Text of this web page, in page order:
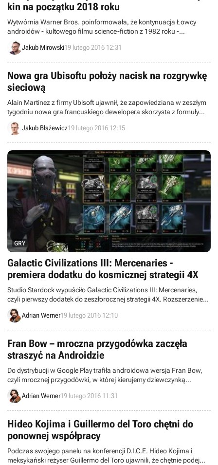
kin na początku 2018 roku
Wytwórnia Warner Bros. poinformowała, że kontynuacja Łowcy
androidów - kultowego filmu science-fiction z 1982 roku -
zadebiutuje w Ameryce Północnej 12 stycznia 2018 roku. Na polską
premierę zapewne nie będziemy musieli czekać zbyt długo.
Jakub Mirowski19 lutego 2016 12:31
Nowa gra Ubisoftu położy nacisk na rozgrywkę
sieciową
Alain Martinez z firmy Ubisoft ujawnił, że zapowiedziana w zeszłym
tygodniu nowa gra francuskiego dewelopera skorzysta z formuły
zastosowanej w Tom Clancy's The Division. Oznacza to, że tytuł
będzie nastawiony na rozgrywkę sieciową, ale zaoferuje też solidny
Jakub Błażewicz19 lutego 2016 12:15
GRY
Galactic Civilizations III: Mercenaries -
premiera dodatku do kosmicznej strategii 4X
Studio Stardock wypuściło Galactic Civilizations III: Mercenaries,
czyli pierwszy dodatek do zeszłorocznej strategii 4X. Rozszerzenie
oferuje m.in. kampanię fabularną, dwie nowe grywalne rasy oraz
system najemników.
Adrian Werner19 lutego 2016 12:10
Fran Bow – mroczna przygodówka zaczęła
straszyć na Androidzie
Do dystrybucji w Google Play trafiła androidowa wersja Fran Bow,
czyli mrocznej przygodówki, w której kierujemy dziewczynką
zamkniętą w szpitalu psychiatrycznym.
Adrian Werner19 lutego 2016 11:31
Hideo Kojima i Guillermo del Toro chętni do
ponownej współpracy
Podczas swojego panelu na konferencji D.I.C.E. Hideo Kojima i
meksykański reżyser Guillermo del Toro ujawnili, że chętnie podejmą